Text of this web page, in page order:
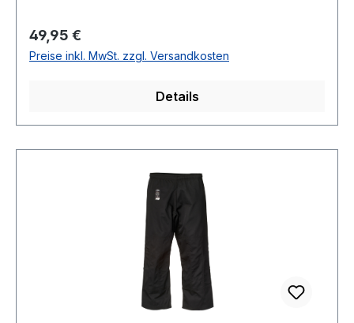
Regulärer Preis:
49,95 €
Preise inkl. MwSt. zzgl. Versandkosten
Details